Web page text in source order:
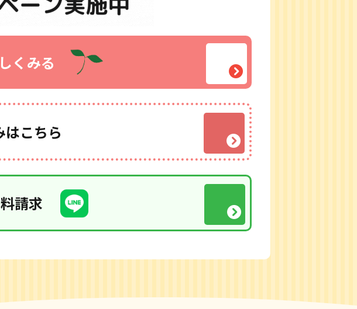
くみる
こちら
請求